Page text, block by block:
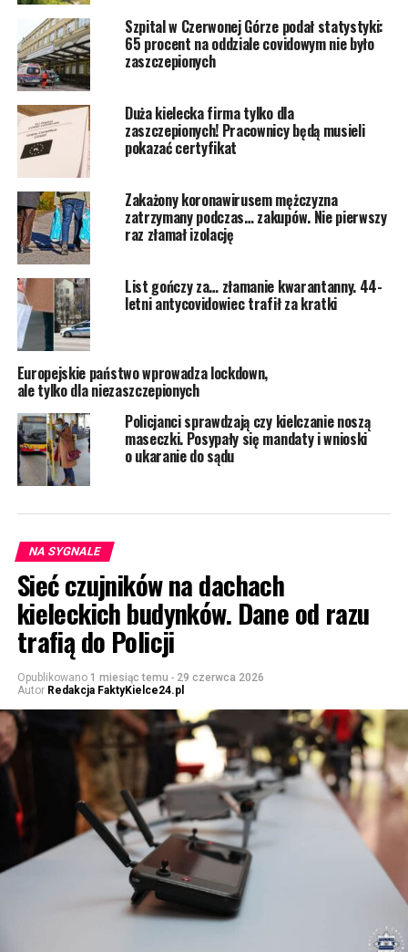
Szpital w Czerwonej Górze podał statystyki:
65 procent na oddziale covidowym nie było
zaszczepionych
Duża kielecka firma tylko dla
zaszczepionych! Pracownicy będą musieli
pokazać certyfikat
Zakażony koronawirusem mężczyzna
zatrzymany podczas… zakupów. Nie pierwszy
raz złamał izolację
List gończy za… złamanie kwarantanny. 44-
letni antycovidowiec trafił za kratki
Europejskie państwo wprowadza lockdown,
ale tylko dla niezaszczepionych
Policjanci sprawdzają czy kielczanie noszą
maseczki. Posypały się mandaty i wnioski
o ukaranie do sądu
NA SYGNALE
Sieć czujników na dachach
kieleckich budynków. Dane od razu
trafią do Policji
Opublikowano 1 miesiąc temu - 29 czerwca 2026
Autor Redakcja FaktyKielce24.pl